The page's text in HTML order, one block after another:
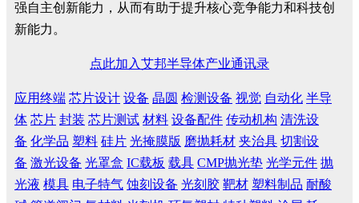
强自主创新能力，从而有助于提升核心竞争能力和科技创
新能力。
点此加入艾邦半导体产业通讯录
应用终端 芯片设计 设备 晶圆 检测设备 视觉 自动化 半导
体 芯片 封装 芯片测试 材料 设备配件 传动机构 清洗设
备 化学品 塑料 硅片 光掩膜版 磨抛耗材 夹治具 切割设
备 激光设备 光罩盒 IC载板 载具 CMP抛光垫 光学元件 抛
光液 模具 电子特气 蚀刻设备 光刻胶 靶材 塑料制品 耐酸